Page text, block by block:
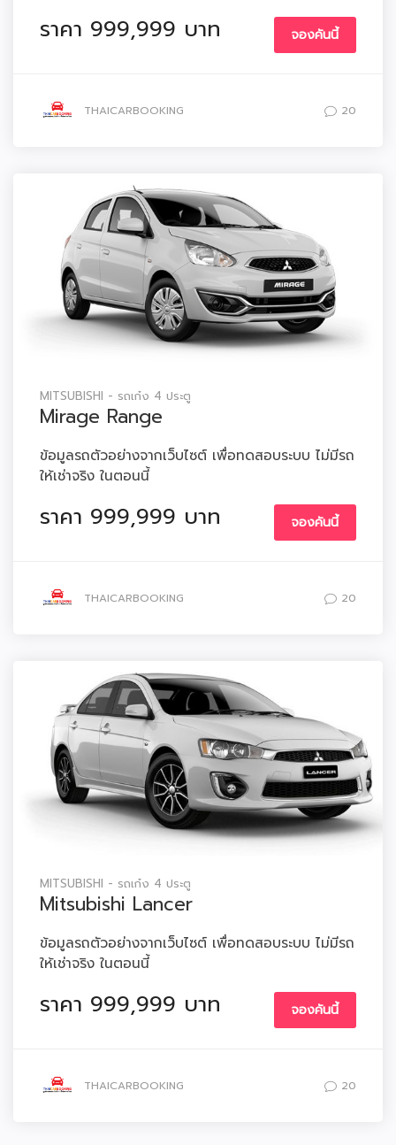
ราคา 999,999 บาท จองคันนี้
THAICARBOOKING 20
MITSUBISHI - รถเก๋ง 4 ประตู
Mirage Range
ข้อมูลรถตัวอย่างจากเว็บไซต์ เพื่อทดสอบระบบ ไม่มีรถ
ให้เช่าจริง ในตอนนี้
ราคา 999,999 บาท จองคันนี้
THAICARBOOKING 20
MITSUBISHI - รถเก๋ง 4 ประตู
Mitsubishi Lancer
ข้อมูลรถตัวอย่างจากเว็บไซต์ เพื่อทดสอบระบบ ไม่มีรถ
ให้เช่าจริง ในตอนนี้
ราคา 999,999 บาท จองคันนี้
THAICARBOOKING 20